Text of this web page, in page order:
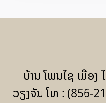
ບ້ານ ໂພນໄຊ ເມືອງ
ວຽງຈັນ ໂທ : (856-